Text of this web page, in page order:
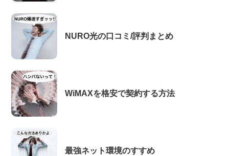
NURO光の口コミ/評判まとめ
WiMAXを格安で契約する方法
最強ネット環境のすすめ